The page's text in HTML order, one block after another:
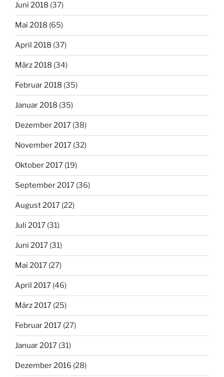
Juni 2018 (37)
Mai 2018 (65)
April 2018 (37)
März 2018 (34)
Februar 2018 (35)
Januar 2018 (35)
Dezember 2017 (38)
November 2017 (32)
Oktober 2017 (19)
September 2017 (36)
August 2017 (22)
Juli 2017 (31)
Juni 2017 (31)
Mai 2017 (27)
April 2017 (46)
März 2017 (25)
Februar 2017 (27)
Januar 2017 (31)
Dezember 2016 (28)